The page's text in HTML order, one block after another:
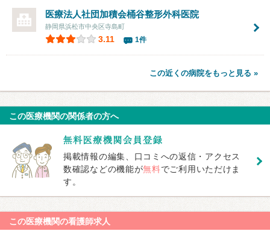
医療法人社団加積会桶谷整形外科医院
静岡県浜松市中央区寺島町
3.11 1件
この近くの病院をもっと見る »
この医療機関の関係者の方へ
掲載情報の編集、口コミへの返信・アクセス
数確認などの機能が無料でご利用いただけま
す。
この医療機関の看護師求人